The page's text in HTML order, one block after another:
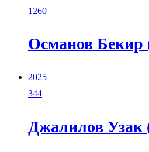
1260
Османов Бекир
2025
344
Джалилов Узак